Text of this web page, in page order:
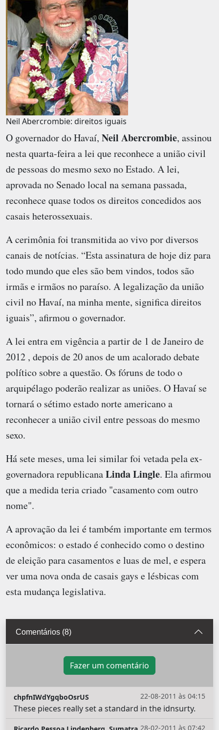
Neil Abercrombie: direitos iguais
O governador do Havaí, Neil Abercrombie, assinou
nesta quarta-feira a lei que reconhece a união civil
de pessoas do mesmo sexo no Estado. A lei,
aprovada no Senado local na semana passada,
reconhece quase todos os direitos concedidos aos
casais heterossexuais.
A cerimônia foi transmitida ao vivo por diversos
canais de notícias. “Esta assinatura de hoje diz para
todo mundo que eles são bem vindos, todos são
irmãs e irmãos no paraíso. A legalização da união
civil no Havaí, na minha mente, significa direitos
iguais”, afirmou o governador.
A lei entra em vigência a partir de 1 de Janeiro de
2012 , depois de 20 anos de um acalorado debate
político sobre a questão. Os fóruns de todo o
arquipélago poderão realizar as uniões. O Havaí se
tornará o sétimo estado norte americano a
reconhecer a união civil entre pessoas do mesmo
sexo.
Há sete meses, uma lei similar foi vetada pela ex-
governadora republicanaLinda Lingle. Ela afirmou
que a medida teria criado "casamento com outro
nome".
A aprovação da lei é também importante em termos
econômicos: o estado é conhecido como o destino
de eleição para casamentos e luas de mel, e espera
ver uma nova onda de casais gays e lésbicas com
esta mudança legislativa.
Comentários (8)
Fazer um comentário
22-08-2011 às 04:15
chpfnIWdYgqboOsrUS
These pieces really set a standard in the idnsurty.
28-02-2011 às 07:42